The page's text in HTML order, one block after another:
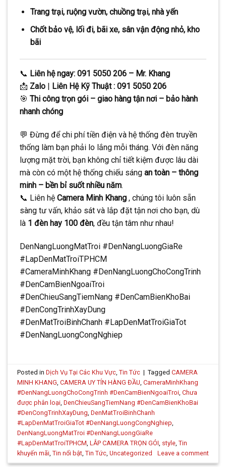
Trang trại, ruộng vườn, chuồng trại, nhà yến
Chốt bảo vệ, lối đi, bãi xe, sân vận động nhỏ, kho
bãi
📞 Liên hệ ngay: 091 5050 206 – Mr. Khang
📩 Zalo Liên Hệ Kỹ Thuật : 091 5050 206
🎯 Thi công trọn gói – giao hàng tận nơi – bảo hành
nhanh chóng
💬 Đừng để chi phí tiền điện và hệ thống đèn truyền
thống làm bạn phải lo lắng mỗi tháng. Với đèn năng
lượng mặt trời, bạn không chỉ tiết kiệm được lâu dài
mà còn có một hệ thống chiếu sáng an toàn – thông
minh – bền bỉ suốt nhiều năm.
📞 Liên hệ Camera Minh Khang , chúng tôi luôn sẵn
sàng tư vấn, khảo sát và lắp đặt tận nơi cho bạn, dù
là 1 đèn hay 100 đèn, đều tận tâm như nhau!
DenNangLuongMatTroi #DenNangLuongGiaRe
#LapDenMatTroiTPHCM
#CameraMinhKhang #DenNangLuongChoCongTrinh
#DenCamBienNgoaiTroi
#DenChieuSangTiemNang #DenCamBienKhoBai
#DenCongTrinhXayDung
#DenMatTroiBinhChanh #LapDenMatTroiGiaTot
#DenNangLuongCongNghiep
Posted inDịch Vụ Tại Các Khu Vực,Tin Tức | TaggedCAMERA
MINH KHANG,CAMERA UY TÍN HÀNG ĐẦU,CameraMinhKhang
#DenNangLuongChoCongTrinh #DenCamBienNgoaiTroi,Chưa
được phân loại,DenChieuSangTiemNang #DenCamBienKhoBai
#DenCongTrinhXayDung,DenMatTroiBinhChanh
#LapDenMatTroiGiaTot #DenNangLuongCongNghiep,
DenNangLuongMatTroi #DenNangLuongGiaRe
#LapDenMatTroiTPHCM,LẮP CAMERA TRỌN GÓI, style,Tin
khuyến mãi,Tin nổi bật,Tin Tức,Uncategorized Leave a comment